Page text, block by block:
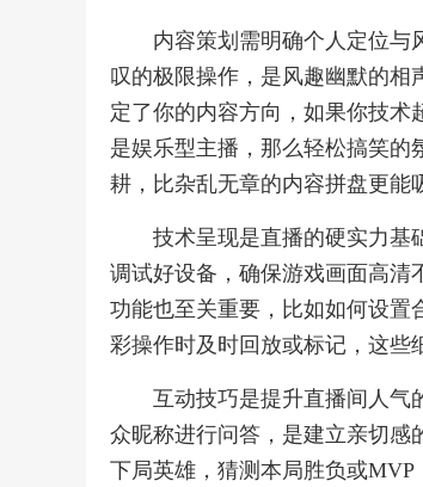
内容策划需明确个人定位与
叹的极限操作，是风趣幽默的相
定了你的内容方向，如果你技术
是娱乐型主播，那么轻松搞笑的
耕，比杂乱无章的内容拼盘更能
技术呈现是直播的硬实力基
调试好设备，确保游戏画面高清
功能也至关重要，比如如何设置
彩操作时及时回放或标记，这些
互动技巧是提升直播间人气
众昵称进行问答，是建立亲切感
下局英雄，猜测本局胜负或